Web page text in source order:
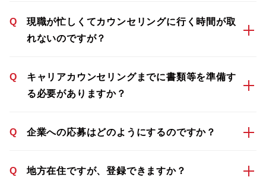
Q
現職が忙しくてカウンセリングに行く時間が取
れないのですが？
Q
キャリアカウンセリングまでに書類等を準備す
る必要がありますか？
Q 企業への応募はどのようにするのですか？
Q 地方在住ですが、登録できますか？